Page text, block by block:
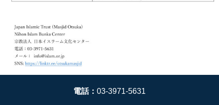
電話： 03-3971-5631